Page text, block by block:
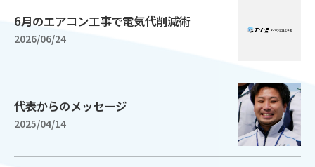
6月のエアコン工事で電気代削減術
2026/06/24
代表からのメッセージ
2025/04/14